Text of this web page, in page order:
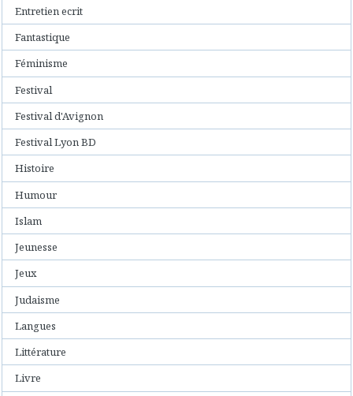
Entretien ecrit
Fantastique
Féminisme
Festival
Festival d'Avignon
Festival Lyon BD
Histoire
Humour
Islam
Jeunesse
Jeux
Judaisme
Langues
Littérature
Livre